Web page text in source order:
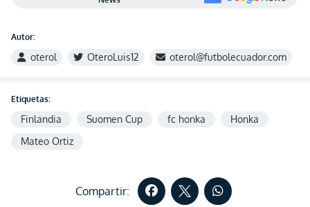
Autor:
oterol OteroLuis12 oterol@futbolecuador.com
Etiquetas:
Finlandia Suomen Cup fc honka
Honka
Mateo Ortiz
Compartir: